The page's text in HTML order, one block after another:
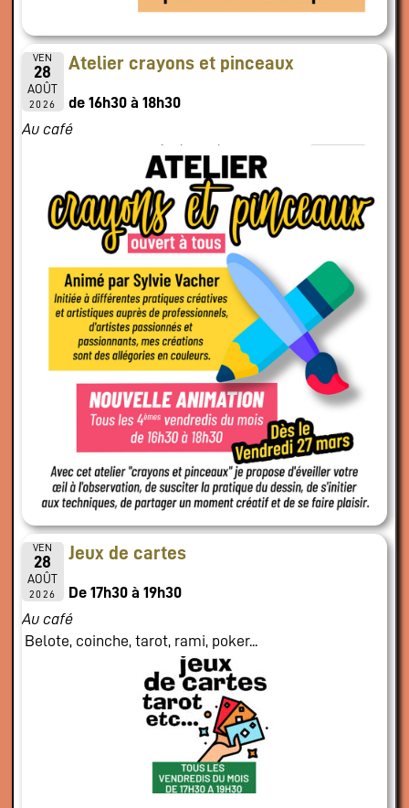
VEN
28
AOÛT
2026
Atelier crayons et pinceaux
de 16h30 à 18h30
Au café
VEN
28
AOÛT
2026
Jeux de cartes
De 17h30 à 19h30
Au café
Belote, coinche, tarot, rami, poker...